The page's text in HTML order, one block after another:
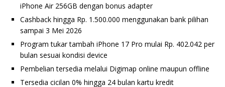
iPhone Air 256GB dengan bonus adapter
Cashback hingga Rp. 1.500.000 menggunakan bank pilihan
sampai 3 Mei 2026
Program tukar tambah iPhone 17 Pro mulai Rp. 402.042 per
bulan sesuai kondisi device
Pembelian tersedia melalui Digimap online maupun offline
Tersedia cicilan 0% hingga 24 bulan kartu kredit